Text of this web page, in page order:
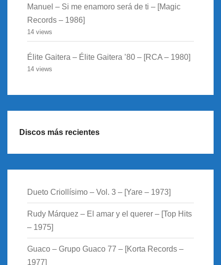
Manuel – Si me enamoro será de ti – [Magic
Records – 1986]
14 views
Élite Gaitera – Élite Gaitera ’80 – [RCA – 1980]
14 views
Discos más recientes
Dueto Criollísimo – Vol. 3 – [Yare – 1973]
Rudy Márquez – El amar y el querer – [Top Hits
– 1975]
Guaco – Grupo Guaco 77 – [Korta Records –
1977]